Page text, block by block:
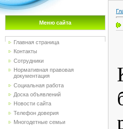
Меню сайта
Главная страница
Контакты
Сотрудники
Нормативная правовая
документация
Социальная работа
Доска объявлений
Новости сайта
Телефон доверия
Многодетные семьи